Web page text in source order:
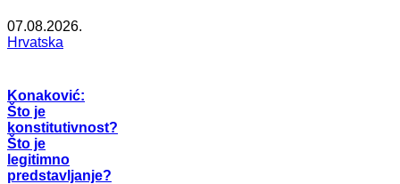
07.08.2026.
Hrvatska
Konaković:
Što je
konstitutivnost?
Što je
legitimno
predstavljanje?